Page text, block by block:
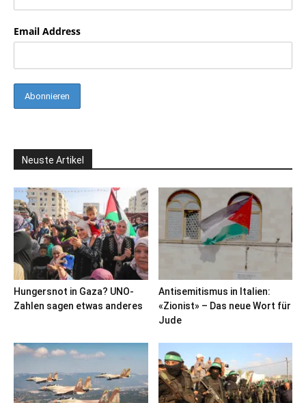
Email Address
Neuste Artikel
Hungersnot in Gaza? UNO-
Zahlen sagen etwas anderes
Antisemitismus in Italien:
«Zionist» – Das neue Wort für
Jude